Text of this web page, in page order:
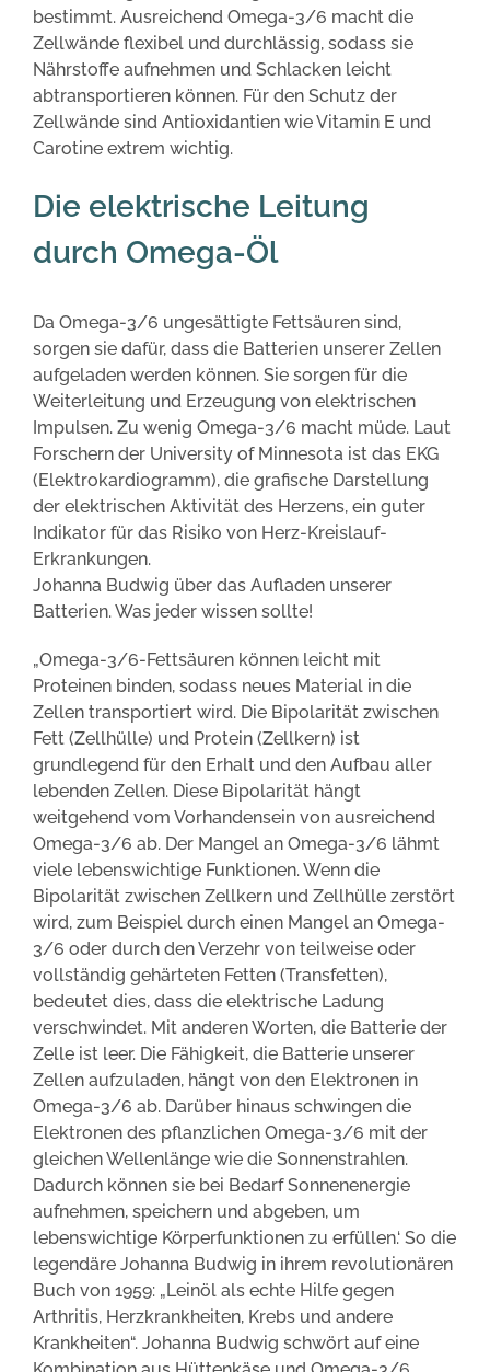
bestimmt. Ausreichend Omega-3/6 macht die
Zellwände flexibel und durchlässig, sodass sie
Nährstoffe aufnehmen und Schlacken leicht
abtransportieren können. Für den Schutz der
Zellwände sind Antioxidantien wie Vitamin E und
Carotine extrem wichtig.
Die elektrische Leitung
durch Omega-Öl
Da Omega-3/6 ungesättigte Fettsäuren sind,
sorgen sie dafür, dass die Batterien unserer Zellen
aufgeladen werden können. Sie sorgen für die
Weiterleitung und Erzeugung von elektrischen
Impulsen. Zu wenig Omega-3/6 macht müde. Laut
Forschern der University of Minnesota ist das EKG
(Elektrokardiogramm), die grafische Darstellung
der elektrischen Aktivität des Herzens, ein guter
Indikator für das Risiko von Herz-Kreislauf-
Erkrankungen.
Johanna Budwig über das Aufladen unserer
Batterien. Was jeder wissen sollte!
„Omega-3/6-Fettsäuren können leicht mit
Proteinen binden, sodass neues Material in die
Zellen transportiert wird. Die Bipolarität zwischen
Fett (Zellhülle) und Protein (Zellkern) ist
grundlegend für den Erhalt und den Aufbau aller
lebenden Zellen. Diese Bipolarität hängt
weitgehend vom Vorhandensein von ausreichend
Omega-3/6 ab. Der Mangel an Omega-3/6 lähmt
viele lebenswichtige Funktionen. Wenn die
Bipolarität zwischen Zellkern und Zellhülle zerstört
wird, zum Beispiel durch einen Mangel an Omega-
3/6 oder durch den Verzehr von teilweise oder
vollständig gehärteten Fetten (Transfetten),
bedeutet dies, dass die elektrische Ladung
verschwindet. Mit anderen Worten, die Batterie der
Zelle ist leer. Die Fähigkeit, die Batterie unserer
Zellen aufzuladen, hängt von den Elektronen in
Omega-3/6 ab. Darüber hinaus schwingen die
Elektronen des pflanzlichen Omega-3/6 mit der
gleichen Wellenlänge wie die Sonnenstrahlen.
Dadurch können sie bei Bedarf Sonnenenergie
aufnehmen, speichern und abgeben, um
lebenswichtige Körperfunktionen zu erfüllen.‘ So die
legendäre Johanna Budwig in ihrem revolutionären
Buch von 1959: „Leinöl als echte Hilfe gegen
Arthritis, Herzkrankheiten, Krebs und andere
Krankheiten“. Johanna Budwig schwört auf eine